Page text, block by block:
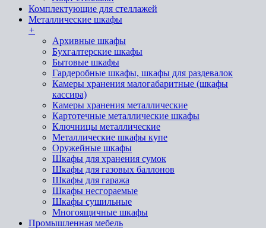
Комплектующие для стеллажей
Металлические шкафы
+
Архивные шкафы
Бухгалтерские шкафы
Бытовые шкафы
Гардеробные шкафы, шкафы для раздевалок
Камеры хранения малогабаритные (шкафы
кассира)
Камеры хранения металлические
Картотечные металлические шкафы
Ключницы металлические
Металлические шкафы купе
Оружейные шкафы
Шкафы для хранения сумок
Шкафы для газовых баллонов
Шкафы для гаража
Шкафы несгораемые
Шкафы сушильные
Многоящичные шкафы
Промышленная мебель